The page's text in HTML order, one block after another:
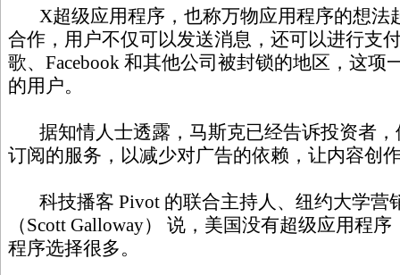
X超级应用程序，也称万物应用程序的想法
合作，用户不仅可以发送消息，还可以进行支
歌、Facebook 和其他公司被封锁的地区，这项
的用户。
据知情人士透露，马斯克已经告诉投资者，
订阅的服务，以减少对广告的依赖，让内容创
科技播客 Pivot 的联合主持人、纽约大学营
（Scott Galloway） 说，美国没有超级应用程
程序选择很多。